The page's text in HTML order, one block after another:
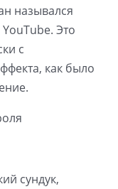
назывался
Это
с
как было
сундук,